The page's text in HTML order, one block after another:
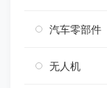
汽车零部件
无人机